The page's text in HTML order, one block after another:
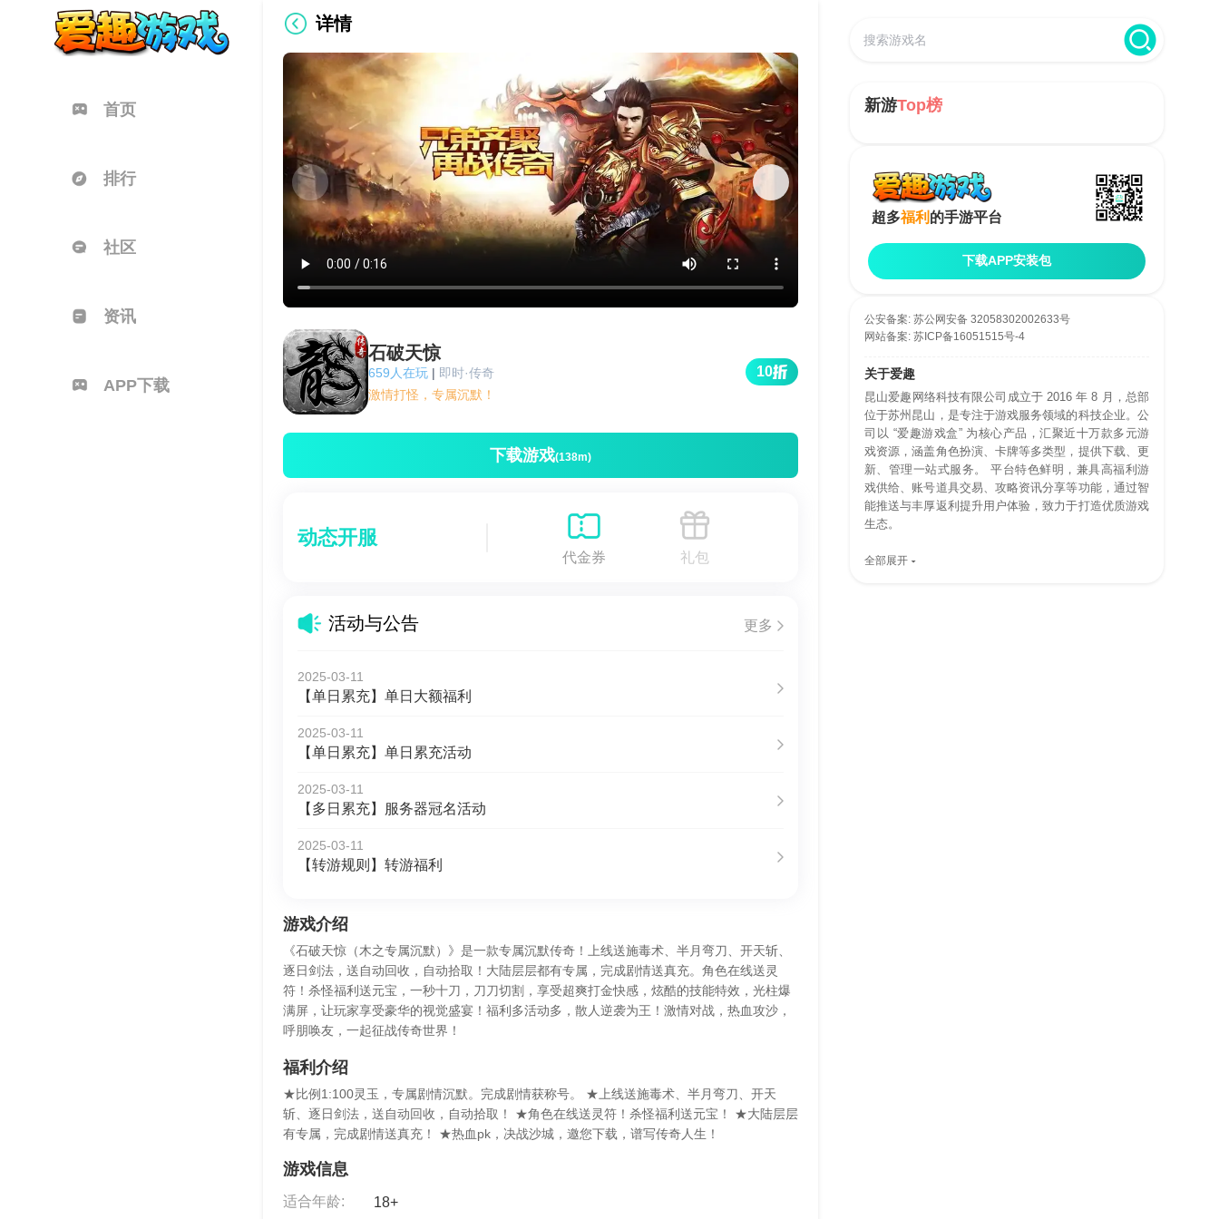
首页
排行
社区
资讯
APP下载
详情
石破天惊
659人在玩 | 即时·传奇
激情打怪，专属沉默！
10
下载游戏(138m)
动态开服
代金券 礼包
活动与公告 更多
2025-03-11
【单日累充】单日大额福利
2025-03-11
【单日累充】单日累充活动
2025-03-11
【多日累充】服务器冠名活动
2025-03-11
【转游规则】转游福利
游戏介绍
《石破天惊（木之专属沉默）》是一款专属沉默传奇！上线送施毒术、半月弯刀、开天斩、
逐日剑法，送自动回收，自动拾取！大陆层层都有专属，完成剧情送真充。角色在线送灵
符！杀怪福利送元宝，一秒十刀，刀刀切割，享受超爽打金快感，炫酷的技能特效，光柱爆
满屏，让玩家享受豪华的视觉盛宴！福利多活动多，散人逆袭为王！激情对战，热血攻沙，
呼朋唤友，一起征战传奇世界！
福利介绍
★比例1:100灵玉，专属剧情沉默。完成剧情获称号。 ★上线送施毒术、半月弯刀、开天
斩、逐日剑法，送自动回收，自动拾取！ ★角色在线送灵符！杀怪福利送元宝！ ★大陆层层
有专属，完成剧情送真充！ ★热血pk，决战沙城，邀您下载，谱写传奇人生！
游戏信息
适合年龄: 18+
新游Top榜
超多福利 的手游平台
下载APP安装包
公安备案: 苏公网安备 32058302002633号
网站备案: 苏ICP备16051515号-4
关于爱趣
昆山爱趣网络科技有限公司成立于 2016 年 8 月，总部
位于苏州昆山，是专注于游戏服务领域的科技企业。公
司以 “爱趣游戏盒” 为核心产品，汇聚近十万款多元游
戏资源，涵盖角色扮演、卡牌等多类型，提供下载、更
新、管理一站式服务。 平台特色鲜明，兼具高福利游
戏供给、账号道具交易、攻略资讯分享等功能，通过智
能推送与丰厚返利提升用户体验，致力于打造优质游戏
生态。
全部展开